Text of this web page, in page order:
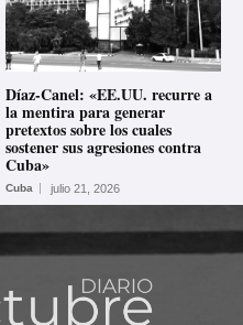
Díaz-Canel: «EE.UU. recurre a
la mentira para generar
pretextos sobre los cuales
sostener sus agresiones contra
Cuba»
Cuba julio 21, 2026